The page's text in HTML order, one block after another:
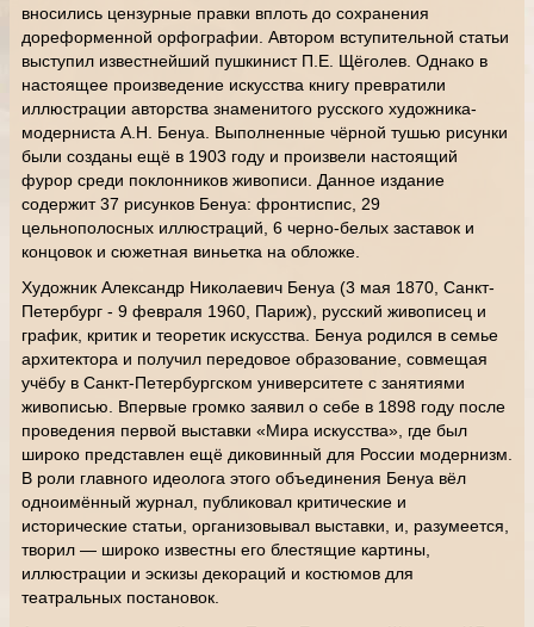
вносились цензурные правки вплоть до сохранения
дореформенной орфографии. Автором вступительной статьи
выступил известнейший пушкинист П.Е. Щёголев. Однако в
настоящее произведение искусства книгу превратили
иллюстрации авторства знаменитого русского художника-
модерниста А.Н. Бенуа. Выполненные чёрной тушью рисунки
были созданы ещё в 1903 году и произвели настоящий
фурор среди поклонников живописи. Данное издание
содержит 37 рисунков Бенуа: фронтиспис, 29
цельнополосных иллюстраций, 6 черно-белых заставок и
концовок и сюжетная виньетка на обложке.
Художник Александр Николаевич Бенуа (3 мая 1870, Санкт-
Петербург - 9 февраля 1960, Париж), русский живописец и
график, критик и теоретик искусства. Бенуа родился в семье
архитектора и получил передовое образование, совмещая
учёбу в Санкт-Петербургском университете с занятиями
живописью. Впервые громко заявил о себе в 1898 году после
проведения первой выставки «Мира искусства», где был
широко представлен ещё диковинный для России модернизм.
В роли главного идеолога этого объединения Бенуа вёл
одноимённый журнал, публиковал критические и
исторические статьи, организовывал выставки, и, разумеется,
творил — широко известны его блестящие картины,
иллюстрации и эскизы декораций и костюмов для
театральных постановок.